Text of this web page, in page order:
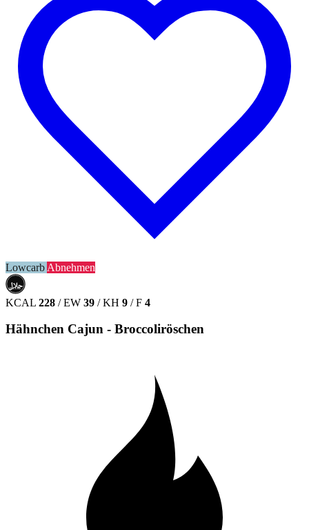
Lowcarb Abnehmen
حلال
HALAL
KCAL 228 / EW 39 / KH 9 / F 4
Hähnchen Cajun - Broccoliröschen